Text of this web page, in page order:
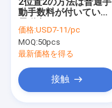
私達に連絡しなさい
ニュース
引用を要求しなさい
動手数料が付いている
を閉めた
価格:USD7-11/pc
MOQ:50pcs
最新価格を得る
接触